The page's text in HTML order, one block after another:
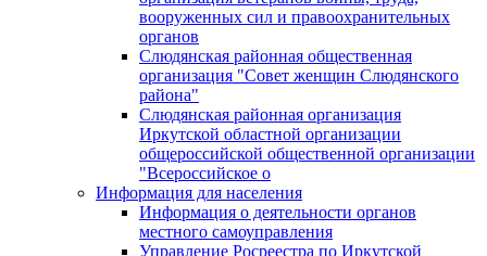
вооруженных сил и правоохранительных
органов
Слюдянская районная общественная
организация "Совет женщин Слюдянского
района"
Слюдянская районная организация
Иркутской областной организации
общероссийской общественной организации
"Всероссийское о
Информация для населения
Информация о деятельности органов
местного самоуправления
Управление Росреестра по Иркутской